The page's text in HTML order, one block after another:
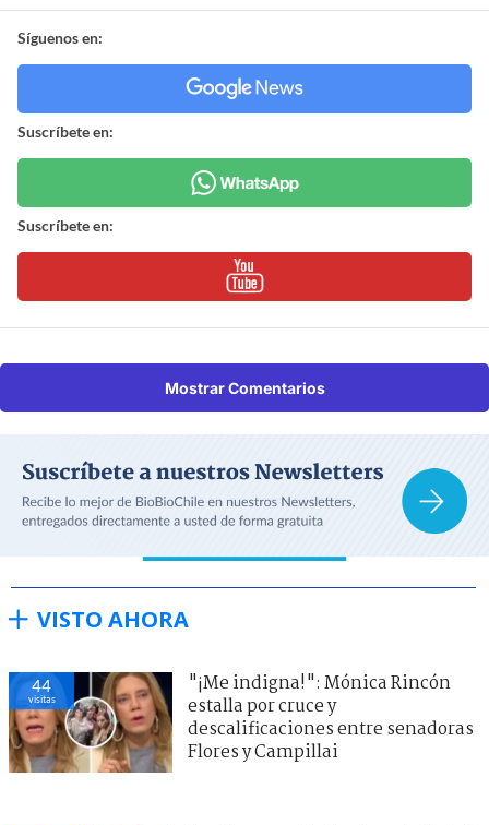
Síguenos en:
Suscríbete en:
Suscríbete en:
Mostrar Comentarios
VISTO AHORA
44
visitas
"¡Me indigna!": Mónica Rincón
estalla por cruce y
descalificaciones entre senadoras
Flores y Campillai